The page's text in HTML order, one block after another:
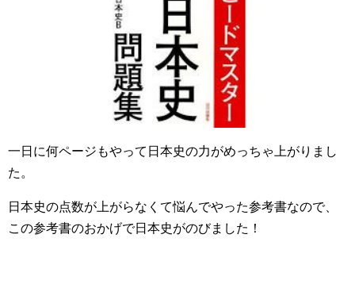
一日に何ページもやって日本史の力がめっちゃ上がりまし
た。
日本史の点数が上がらなくて悩んでやった参考書なので、
この参考書のおかげで日本史がのびました！